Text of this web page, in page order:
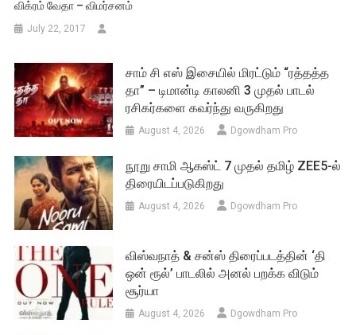
விக்ரம் வேதா – விமர்சனம்
July 22, 2017
சாம் சி எஸ் இசையில் மிரட்டும் “ரத்தத்த
தா” – டிமான்டி காலனி 3 முதல் பாடல்
ரசிகர்களை கவர்ந்து வருகிறது
August 4, 2026 Dgowdham Pro
நூறு சாமி ஆகஸ்ட் 7 முதல் தமிழ் ZEE5-ல்
திரையிடப்படுகிறது
August 4, 2026 Dgowdham Pro
விஸ்வநாத் & சன்ஸ் திரைப்படத்தின் ‘தி
ஒன் ரூல்’ பாடலில் அனல் பறக்க விடும்
சூர்யா
August 4, 2026 Dgowdham Pro